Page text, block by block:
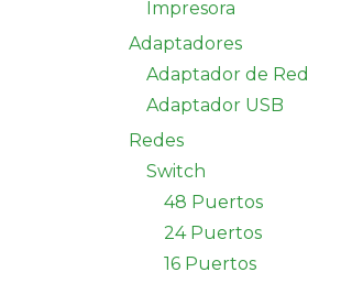
Impresora
Adaptadores
Adaptador de Red
Adaptador USB
Redes
Switch
48 Puertos
24 Puertos
16 Puertos